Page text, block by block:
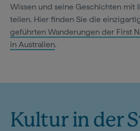
Wissen und seine Geschichten mit
teilen. Hier finden Sie die
geführten Wanderungen der First
in Australien.
Kultur in der